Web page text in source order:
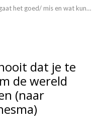
het goed/ mis en wat kun
YouTube en
bijvoorbeeld de Online
de Pvjh Community of
dat je te
de wereld
(naar